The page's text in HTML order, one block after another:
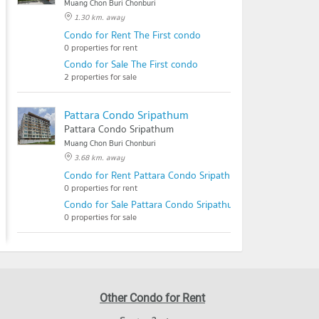
Muang Chon Buri Chonburi
1.30 km. away
Condo for Rent The First condo
0 properties for rent
Condo for Sale The First condo
2 properties for sale
Pattara Condo Sripathum
Pattara Condo Sripathum
Muang Chon Buri Chonburi
3.68 km. away
Condo for Rent Pattara Condo Sripathum
0 properties for rent
Condo for Sale Pattara Condo Sripathum
0 properties for sale
Other Condo for Rent